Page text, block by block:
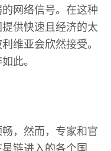
网络信号。在这种
供快速且经济的太
维亚会欣然接受。
此。
，然而，专家和官